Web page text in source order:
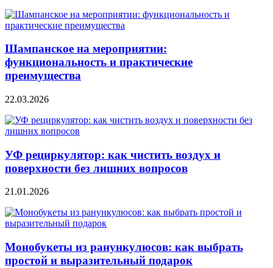
Шампанское на мероприятии:
функциональность и практические
преимущества
22.03.2026
УФ рециркулятор: как чистить воздух и
поверхности без лишних вопросов
21.01.2026
Монобукеты из ранункулюсов: как выбрать
простой и выразительный подарок